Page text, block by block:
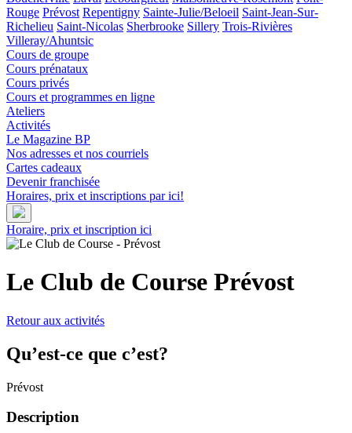
Rouge Prévost Repentigny Sainte-Julie/Beloeil Saint-Jean-Sur-
Richelieu Saint-Nicolas Sherbrooke Sillery Trois-Rivières
Villeray/Ahuntsic
Cours de groupe
Cours prénataux
Cours privés
Cours et programmes en ligne
Ateliers
Activités
Le Magazine BP
Nos adresses et nos courriels
Cartes cadeaux
Devenir franchisée
Horaires, prix et inscriptions par ici!
Horaire, prix et inscription ici
Le Club de Course Prévost
Retour aux activités
Qu’est-ce que c’est?
Prévost
Description